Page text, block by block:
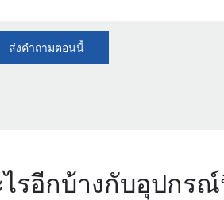
ส่งคำถามตอนนี้
รอีกบ้างกับอุปกร